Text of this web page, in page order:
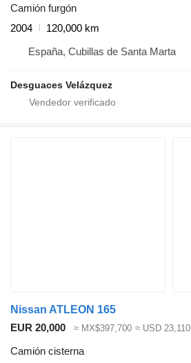
Camión furgón
2004
120,000 km
España, Cubillas de Santa Marta
Desguaces Velázquez
Nissan ATLEON 165
EUR 20,000
≈ MX$397,700 ≈ USD 23,110
Camión cisterna